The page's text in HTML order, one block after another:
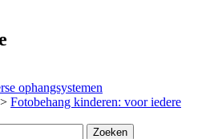
ophangsystemen
Fotobehang kinderen: voor iedere